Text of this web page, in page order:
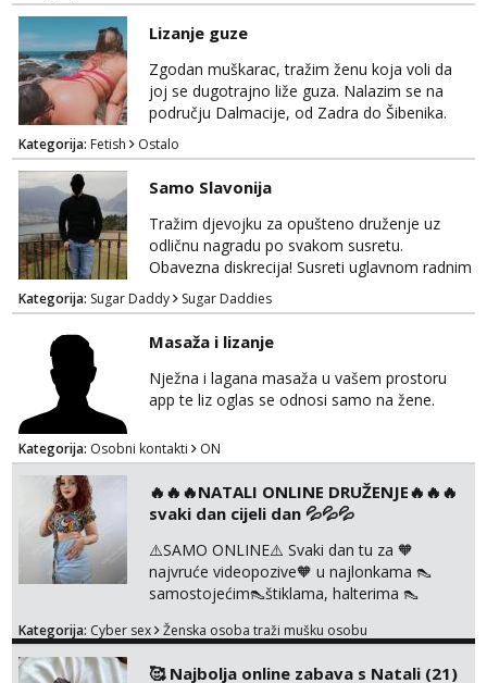
Lizanje guze
Zgodan muškarac, tražim ženu koja voli da
joj se dugotrajno liže guza. Nalazim se na
području Dalmacije, od Zadra do Šibenika.
Kategorija: Fetish Ostalo
Samo Slavonija
Tražim djevojku za opušteno druženje uz
odličnu nagradu po svakom susretu.
Obavezna diskrecija! Susreti uglavnom radnim
danima tijekom dana ali nije uvjet. Samo
Slavonija. osmarios984@gmail.com
Kategorija: Sugar Daddy Sugar Daddies
Masaža i lizanje
Nježna i lagana masaža u vašem prostoru
app te liz oglas se odnosi samo na žene.
Kategorija: Osobni kontakti ON
🔥🔥🔥NATALI ONLINE DRUŽENJE🔥🔥🔥
svaki dan cijeli dan 💦💦💦
⚠️SAMO ONLINE⚠️ Svaki dan tu za 🧡
najvruće videopozive🧡 u najlonkama 👠
samostojećim👠štiklama, halterima 👠
dogovoru 🧡 Dopisivanja hot chat🧡 o
Kategorija: Cyber sex Ženska osoba traži mušku osobu
🥰 Najbolja online zabava s Natali (21)